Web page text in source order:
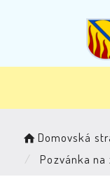
Domovská
Pozvánka na